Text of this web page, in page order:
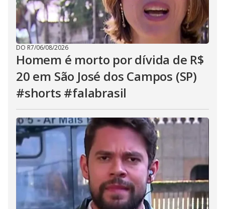
DO R7/06/08/2026
Homem é morto por dívida de R$
20 em São José dos Campos (SP)
#shorts #falabrasil